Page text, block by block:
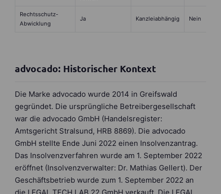
Rechtsschutz-
Abwicklung
Ja Kanzleiabhängig Nein
advocado: Historischer Kontext
Die Marke advocado wurde 2014 in Greifswald
gegründet. Die ursprüngliche Betreibergesellschaft
war die advocado GmbH (Handelsregister:
Amtsgericht Stralsund, HRB 8869). Die advocado
GmbH stellte Ende Juni 2022 einen Insolvenzantrag.
Das Insolvenzverfahren wurde am 1. September 2022
eröffnet (Insolvenzverwalter: Dr. Mathias Gellert). Der
Geschäftsbetrieb wurde zum 1. September 2022 an
die LEGAL TECH LAB 22 GmbH verkauft. Die LEGAL